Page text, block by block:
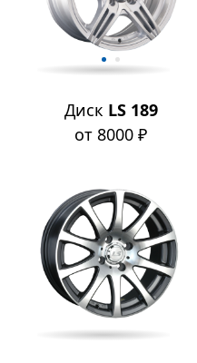
Диск LS 189
от 8000 ₽